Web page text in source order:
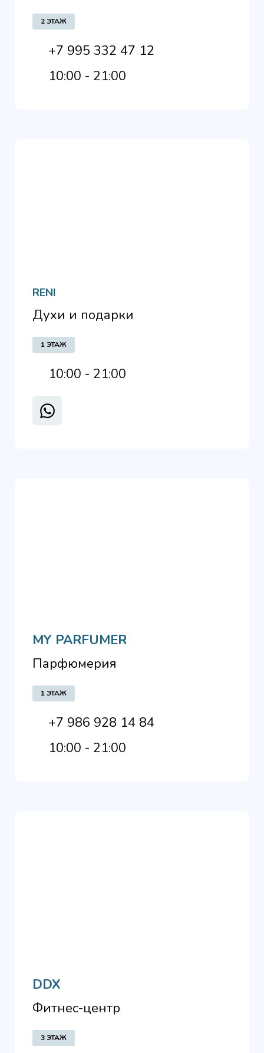
2 ЭТАЖ
+7 995 332 47 12
10:00 - 21:00
RENI
Духи и подарки
1 ЭТАЖ
10:00 - 21:00
MY PARFUMER
Парфюмерия
1 ЭТАЖ
+7 986 928 14 84
10:00 - 21:00
DDX
Фитнес-центр
3 ЭТАЖ